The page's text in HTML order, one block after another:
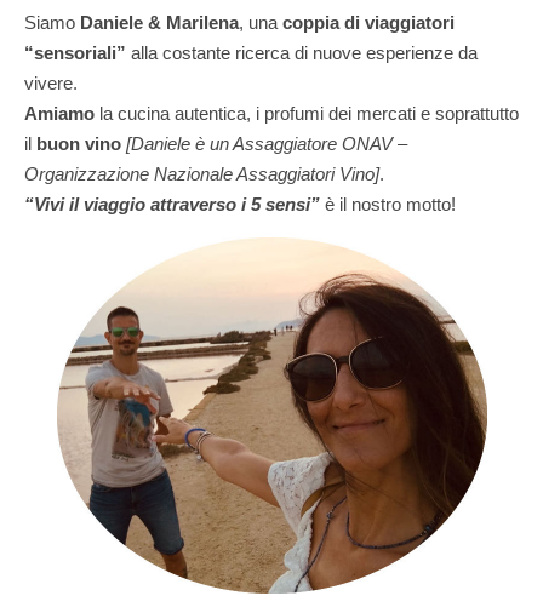
Siamo Daniele & Marilena, una coppia di viaggiatori
“sensoriali” alla costante ricerca di nuove esperienze da
vivere.
Amiamo la cucina autentica, i profumi dei mercati e soprattutto
il buon vino [Daniele è un Assaggiatore ONAV –
Organizzazione Nazionale Assaggiatori Vino].
“Vivi il viaggio attraverso i 5 sensi” è il nostro motto!